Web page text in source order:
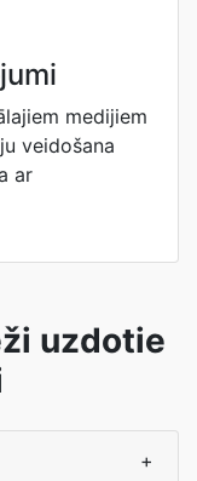
medijiem
veidošana
ar
uzdotie
+